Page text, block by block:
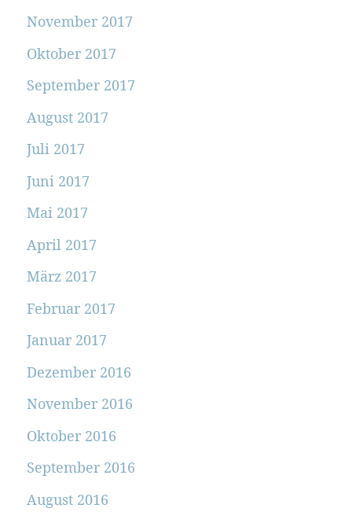
November 2017
Oktober 2017
September 2017
August 2017
Juli 2017
Juni 2017
Mai 2017
April 2017
März 2017
Februar 2017
Januar 2017
Dezember 2016
November 2016
Oktober 2016
September 2016
August 2016